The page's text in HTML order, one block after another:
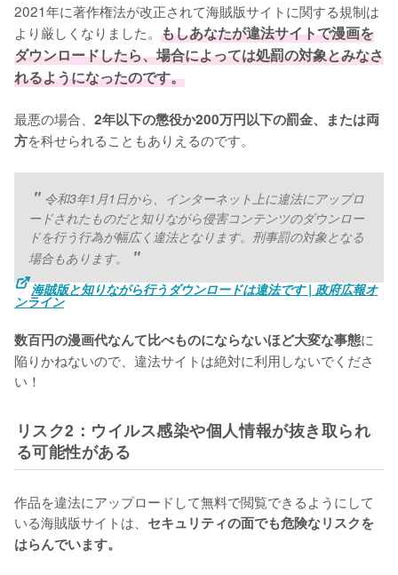
2021年に著作権法が改正されて海賊版サイトに関する規制は
より厳しくなりました。 もしあなたが違法サイトで漫画を
ダウンロードしたら、場合によっては処罰の対象とみなさ
れるようになったのです。
最悪の場合、 2年以下の懲役か200万円以下の罰金、または両
方を科せられることもありえるのです。
令和3年1月1日から、インターネット上に違法にアップロ
ードされたものだと知りながら侵害コンテンツのダウンロー
ドを行う行為が幅広く違法となります。刑事罰の対象となる
場合もあります。
海賊版と知りながら行うダウンロードは違法です | 政府広報オ
ンライン
数百円の漫画代なんて比べものにならないほど大変な事態に
陥りかねないので、違法サイトは絶対に利用しないでくださ
い！
リスク2：ウイルス感染や個人情報が抜き取られ
る可能性がある
作品を違法にアップロードして無料で閲覧できるようにして
いる海賊版サイトは、 セキュリティの面でも危険なリスクを
はらんでいます。